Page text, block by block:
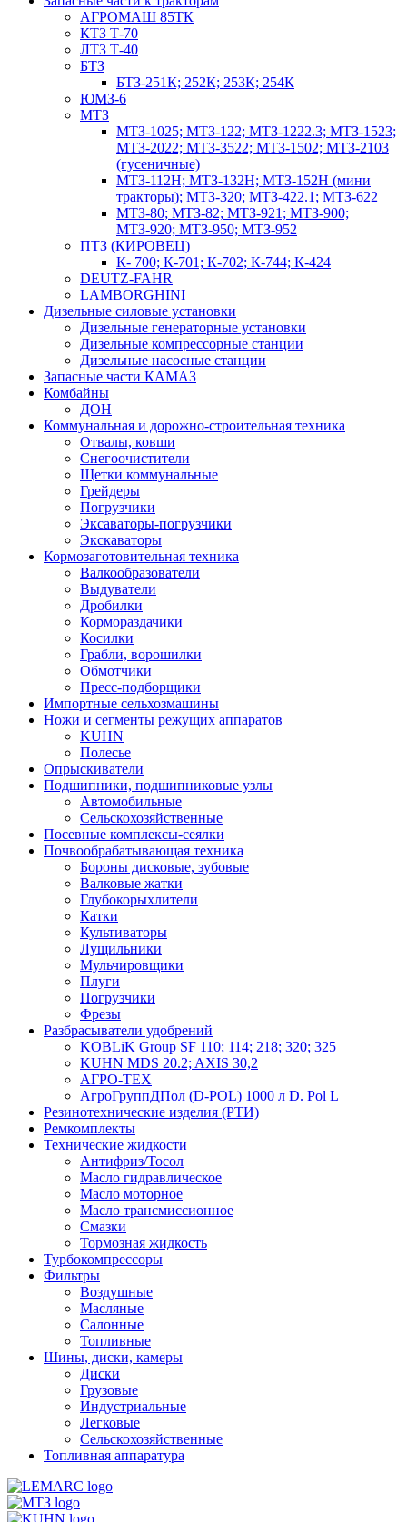
АГРОМАШ 85ТК
КТЗ Т-70
ЛТЗ Т-40
БТЗ
БТЗ-251К; 252К; 253К; 254К
ЮМЗ-6
МТЗ
МТЗ-1025; МТЗ-122; МТЗ-1222.3; МТЗ-1523;
МТЗ-2022; МТЗ-3522; МТЗ-1502; МТЗ-2103
(гусеничные)
МТЗ-112Н; МТЗ-132Н; МТЗ-152Н (мини
тракторы); МТЗ-320; МТЗ-422.1; МТЗ-622
МТЗ-80; МТЗ-82; МТЗ-921; МТЗ-900;
МТЗ-920; МТЗ-950; МТЗ-952
ПТЗ (КИРОВЕЦ)
К- 700; К-701; К-702; К-744; К-424
DEUTZ-FAHR
LAMBORGHINI
Дизельные силовые установки
Дизельные генераторные установки
Дизельные компрессорные станции
Дизельные насосные станции
Запасные части КАМАЗ
Комбайны
ДОН
Коммунальная и дорожно-строительная техника
Отвалы, ковши
Снегоочистители
Щетки коммунальные
Грейдеры
Погрузчики
Эксаваторы-погрузчики
Экскаваторы
Кормозаготовительная техника
Валкообразователи
Выдуватели
Дробилки
Кормораздачики
Косилки
Грабли, ворошилки
Обмотчики
Пресс-подборщики
Импортные сельхозмашины
Ножи и сегменты режущих аппаратов
KUHN
Полесье
Опрыскиватели
Подшипники, подшипниковые узлы
Автомобильные
Сельскохозяйственные
Посевные комплексы-сеялки
Почвообрабатывающая техника
Бороны дисковые, зубовые
Валковые жатки
Глубокорыхлители
Катки
Культиваторы
Лущильники
Мульчировщики
Плуги
Погрузчики
Фрезы
Разбрасыватели удобрений
KOBLiK Group SF 110; 114; 218; 320; 325
KUHN MDS 20.2; AXIS 30,2
АГРО-ТЕХ
АгроГруппДПол (D-POL) 1000 л D. Pol L
Резинотехнические изделия (РТИ)
Ремкомплекты
Технические жидкости
Антифриз/Тосол
Масло гидравлическое
Масло моторное
Масло трансмиссионное
Смазки
Тормозная жидкость
Турбокомпрессоры
Фильтры
Воздушные
Масляные
Салонные
Топливные
Шины, диски, камеры
Диски
Грузовые
Индустриальные
Легковые
Сельскохозяйственные
Топливная аппаратура